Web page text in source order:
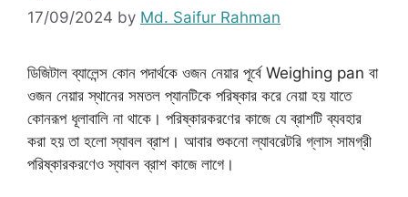
17/09/2024 by Md. Saifur Rahman
ডিজিটাল ব্যালেন্স কোন পদার্থকে ওজন নেয়ার পূর্বে Weighing pan বা
ওজন নেয়ার স্থানের সমতল প্যানটিকে পরিষ্কার করে নেয়া হয় যাতে
কোনরূপ ধূলাবালি না থাকে। পরিষ্কারকরণের কাজে যে ব্রাশটি ব্যবহার
করা হয় তা হলো স্যাবল ব্রাশ। আবার শুকনো ল্যাবরেটরি গ্লাস সামগ্রী
পরিষ্কারকরণেও স্যাবল ব্রাশ কাজে লাগে।